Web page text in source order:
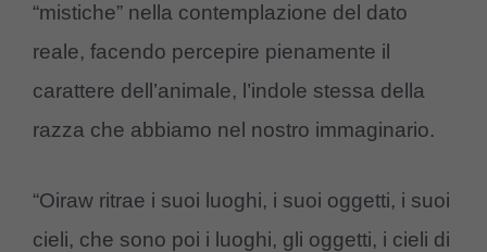
“mistiche” nella contemplazione del dato
reale, facendo percepire pienamente il
carattere dell’animale, l’indole stessa della
razza che abbiamo nel nostro immaginario.
“Oiraw ritrae i suoi luoghi, i suoi oggetti, i suoi
cieli, che sono poi i luoghi, gli oggetti, i cieli di